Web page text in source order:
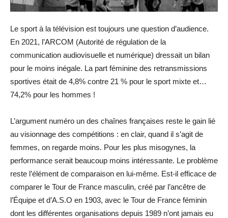
Le sport à la télévision est toujours une question d’audience.
En 2021, l’ARCOM (Autorité de régulation de la
communication audiovisuelle et numérique) dressait un bilan
pour le moins inégale. La part féminine des retransmissions
sportives était de 4,8% contre 21 % pour le sport mixte et…
74,2% pour les hommes !
L’argument numéro un des chaînes françaises reste le gain lié
au visionnage des compétitions : en clair, quand il s’agit de
femmes, on regarde moins. Pour les plus misogynes, la
performance serait beaucoup moins intéressante. Le problème
reste l’élément de comparaison en lui-même. Est-il efficace de
comparer le Tour de France masculin, créé par l’ancêtre de
l’Équipe et d’A.S.O en 1903, avec le Tour de France féminin
dont les différentes organisations depuis 1989 n’ont jamais eu